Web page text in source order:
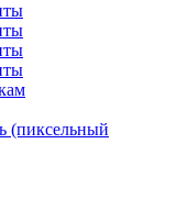
(пиксельный